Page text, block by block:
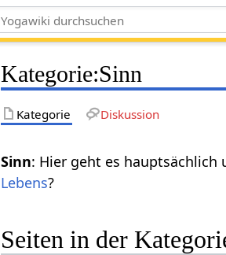
Kategorie:Sinn
Kategorie Diskussion
Sinn: Hier geht es hauptsächlich
Lebens?
Seiten in der